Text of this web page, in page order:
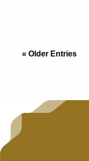
« Older Entries